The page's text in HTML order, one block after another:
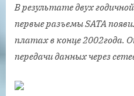
В результате двух
первые разъемы SATA
платах в конце 2002года.
передачи данных через